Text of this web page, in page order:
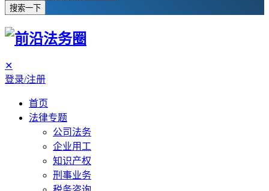
搜索一下
✕
登录/注册
首页
法律专题
公司法务
企业用工
知识产权
刑事业务